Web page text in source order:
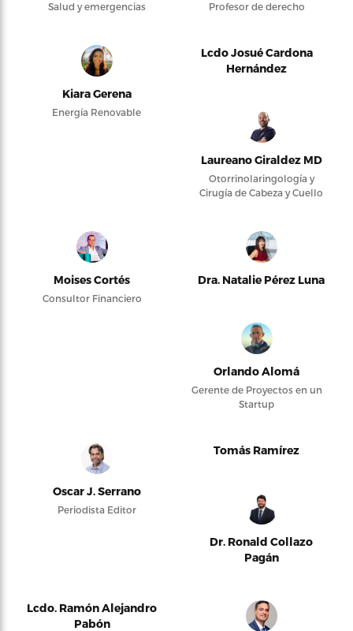
Salud y emergencias Profesor de derecho
Kiara Gerena
Energía Renovable
Lcdo Josué Cardona
Hernández
Laureano Giraldez MD
Otorrinolaringología y
Cirugía de Cabeza y Cuello
Moises Cortés
Consultor Financiero
Dra. Natalie Pérez Luna
Orlando Alomá
Gerente de Proyectos en un
Startup
Oscar J. Serrano
Periodista Editor
Tomás Ramírez
Dr. Ronald Collazo
Pagán
Lcdo. Ramón Alejandro
Pabón